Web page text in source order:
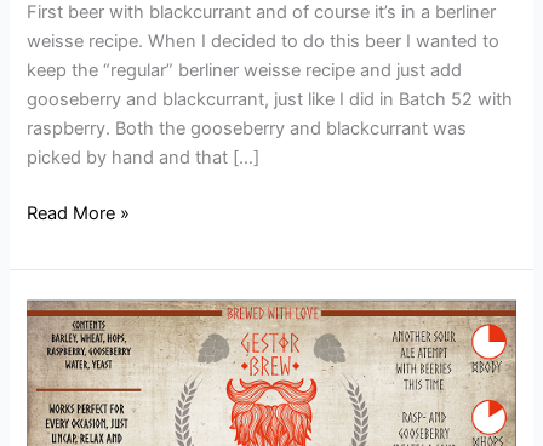
First beer with blackcurrant and of course it’s in a berliner
weisse recipe. When I decided to do this beer I wanted to
keep the “regular” berliner weisse recipe and just add
gooseberry and blackcurrant, just like I did in Batch 52 with
raspberry. Both the gooseberry and blackcurrant was
picked by hand and that […]
Read More »
Batch
52